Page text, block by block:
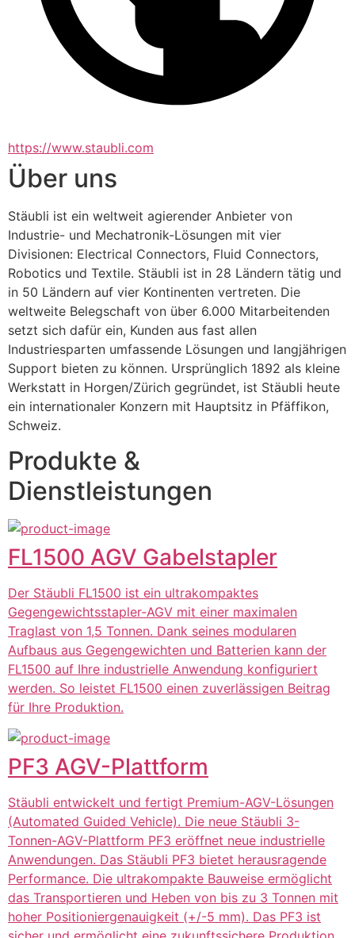
https://www.staubli.com
Über uns
Stäubli ist ein weltweit agierender Anbieter von
Industrie- und Mechatronik-Lösungen mit vier
Divisionen: Electrical Connectors, Fluid Connectors,
Robotics und Textile. Stäubli ist in 28 Ländern tätig und
in 50 Ländern auf vier Kontinenten vertreten. Die
weltweite Belegschaft von über 6.000 Mitarbeitenden
setzt sich dafür ein, Kunden aus fast allen
Industriesparten umfassende Lösungen und langjährigen
Support bieten zu können. Ursprünglich 1892 als kleine
Werkstatt in Horgen/Zürich gegründet, ist Stäubli heute
ein internationaler Konzern mit Hauptsitz in Pfäffikon,
Schweiz.
Produkte &
Dienstleistungen
FL1500 AGV Gabelstapler
Der Stäubli FL1500 ist ein ultrakompaktes
Gegengewichtsstapler-AGV mit einer maximalen
Traglast von 1,5 Tonnen. Dank seines modularen
Aufbaus aus Gegengewichten und Batterien kann der
FL1500 auf Ihre industrielle Anwendung konfiguriert
werden. So leistet FL1500 einen zuverlässigen Beitrag
für Ihre Produktion.
PF3 AGV-Plattform
Stäubli entwickelt und fertigt Premium-AGV-Lösungen
(Automated Guided Vehicle). Die neue Stäubli 3-
Tonnen-AGV-Plattform PF3 eröffnet neue industrielle
Anwendungen. Das Stäubli PF3 bietet herausragende
Performance. Die ultrakompakte Bauweise ermöglicht
das Transportieren und Heben von bis zu 3 Tonnen mit
hoher Positioniergenauigkeit (+/-5 mm). Das PF3 ist